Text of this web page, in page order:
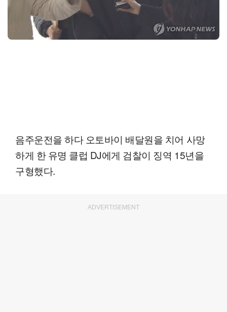
음주운전을 하다 오토바이 배달원을 치어 사망
하게 한 유명 클럽 DJ에게 검찰이 징역 15년을
구형했다.
ADVERTISEMENT